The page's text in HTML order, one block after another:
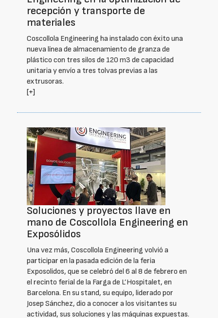
recepción y transporte de
materiales
Coscollola Engineering ha instalado con éxito una
nueva línea de almacenamiento de granza de
plástico con tres silos de 120 m3 de capacidad
unitaria y envío a tres tolvas previas a las
extrusoras.
[+]
Soluciones y proyectos llave en
mano de Coscollola Engineering en
Exposólidos
Una vez más, Coscollola Engineering volvió a
participar en la pasada edición de la feria
Exposolidos, que se celebró del 6 al 8 de febrero en
el recinto ferial de la Farga de L’Hospitalet, en
Barcelona. En su stand, su equipo, liderado por
Josep Sánchez, dio a conocer a los visitantes su
actividad, sus soluciones y las máquinas expuestas.